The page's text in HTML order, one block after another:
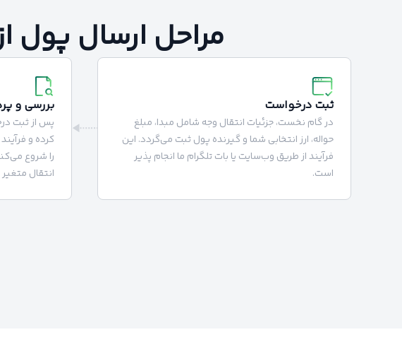
مراحل ارسال پول
ثبت درخواست
در گام نخست، جزئیات انتقال وجه شامل مبدا، مبلغ
حواله، ارز انتخابی شما و گیرنده پول ثبت می‌گردد. این
فرآیند از طریق وب‌سایت یا بات تلگرام ما انجام‌ پذیر
است.
بررسی و
پس از ثبت
کرده و فرآیند
را شروع
انتقال